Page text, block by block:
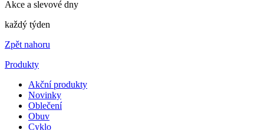
Akce a slevové dny
každý týden
Zpět nahoru
Produkty
Akční produkty
Novinky
Oblečení
Obuv
Cyklo